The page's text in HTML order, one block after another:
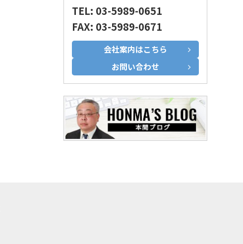
TEL: 03-5989-0651
FAX: 03-5989-0671
会社案内はこちら
お問い合わせ